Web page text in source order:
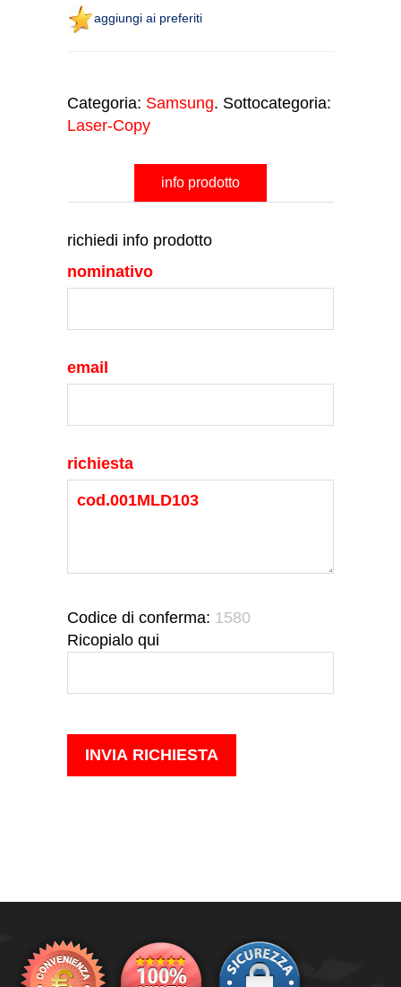
aggiungi ai preferiti
Categoria: Samsung. Sottocategoria:
Laser-Copy
info prodotto
richiedi info prodotto
nominativo
email
richiesta
Codice di conferma: 1580
Ricopialo qui